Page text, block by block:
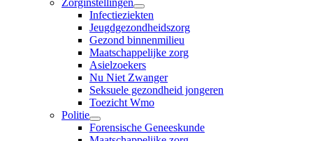
Zorginstellingen
Infectieziekten
Jeugdgezondheidszorg
Gezond binnenmilieu
Maatschappelijke zorg
Asielzoekers
Nu Niet Zwanger
Seksuele gezondheid jongeren
Toezicht Wmo
Politie
Forensische Geneeskunde